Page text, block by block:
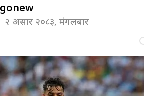
gonew
२ असार २०८३, मंगलबार